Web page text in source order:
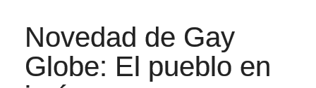
Novedad de Gay
Globe: El pueblo en